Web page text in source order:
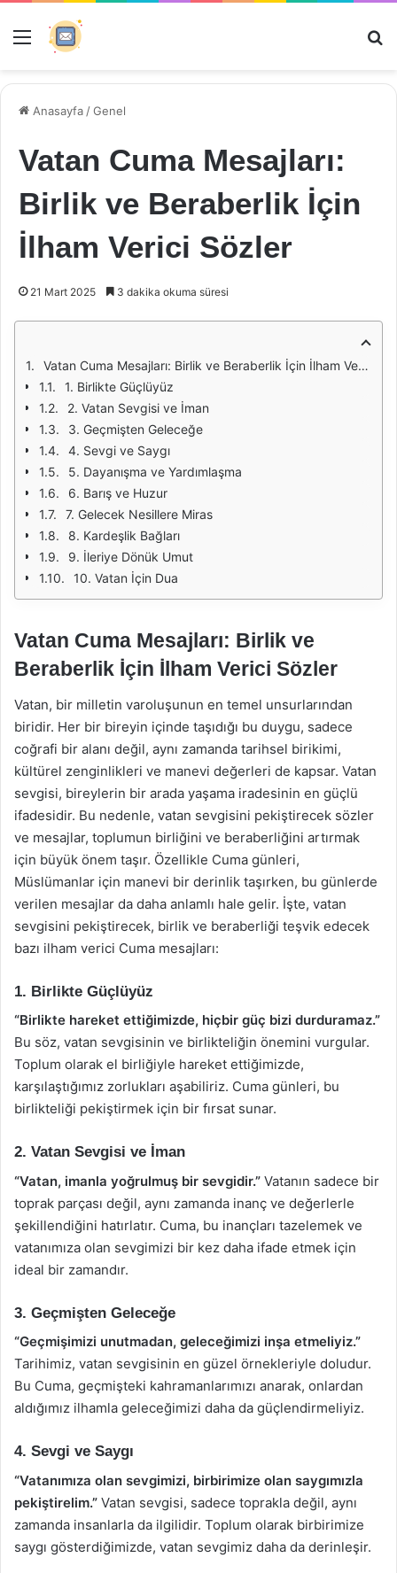
Menü
Anasayfa /Genel
Vatan Cuma Mesajları:
Birlik ve Beraberlik İçin
İlham Verici Sözler
21 Mart 2025 3 dakika okuma süresi
Vatan Cuma Mesajları: Birlik ve Beraberlik İçin İlham Verici Sözler
1. Birlikte Güçlüyüz
2. Vatan Sevgisi ve İman
3. Geçmişten Geleceğe
4. Sevgi ve Saygı
5. Dayanışma ve Yardımlaşma
6. Barış ve Huzur
7. Gelecek Nesillere Miras
8. Kardeşlik Bağları
9. İleriye Dönük Umut
10. Vatan İçin Dua
Vatan Cuma Mesajları: Birlik ve
Beraberlik İçin İlham Verici Sözler
Vatan, bir milletin varoluşunun en temel unsurlarından
biridir. Her bir bireyin içinde taşıdığı bu duygu, sadece
coğrafi bir alanı değil, aynı zamanda tarihsel birikimi,
kültürel zenginlikleri ve manevi değerleri de kapsar. Vatan
sevgisi, bireylerin bir arada yaşama iradesinin en güçlü
ifadesidir. Bu nedenle, vatan sevgisini pekiştirecek sözler
ve mesajlar, toplumun birliğini ve beraberliğini artırmak
için büyük önem taşır. Özellikle Cuma günleri,
Müslümanlar için manevi bir derinlik taşırken, bu günlerde
verilen mesajlar da daha anlamlı hale gelir. İşte, vatan
sevgisini pekiştirecek, birlik ve beraberliği teşvik edecek
bazı ilham verici Cuma mesajları:
1. Birlikte Güçlüyüz
“Birlikte hareket ettiğimizde, hiçbir güç bizi durduramaz.”
Bu söz, vatan sevgisinin ve birlikteliğin önemini vurgular.
Toplum olarak el birliğiyle hareket ettiğimizde,
karşılaştığımız zorlukları aşabiliriz. Cuma günleri, bu
birlikteliği pekiştirmek için bir fırsat sunar.
2. Vatan Sevgisi ve İman
“Vatan, imanla yoğrulmuş bir sevgidir.” Vatanın sadece bir
toprak parçası değil, aynı zamanda inanç ve değerlerle
şekillendiğini hatırlatır. Cuma, bu inançları tazelemek ve
vatanımıza olan sevgimizi bir kez daha ifade etmek için
ideal bir zamandır.
3. Geçmişten Geleceğe
“Geçmişimizi unutmadan, geleceğimizi inşa etmeliyiz.”
Tarihimiz, vatan sevgisinin en güzel örnekleriyle doludur.
Bu Cuma, geçmişteki kahramanlarımızı anarak, onlardan
aldığımız ilhamla geleceğimizi daha da güçlendirmeliyiz.
4. Sevgi ve Saygı
“Vatanımıza olan sevgimizi, birbirimize olan saygımızla
pekiştirelim.” Vatan sevgisi, sadece toprakla değil, aynı
zamanda insanlarla da ilgilidir. Toplum olarak birbirimize
saygı gösterdiğimizde, vatan sevgimiz daha da derinleşir.